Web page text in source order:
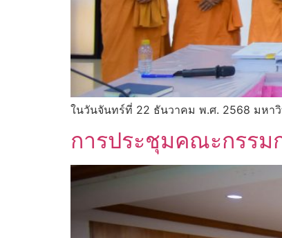
ในวันจันทร์ที่ 22 ธันวาคม พ.ศ. 2568 มหา
การประชุมคณะกรรม